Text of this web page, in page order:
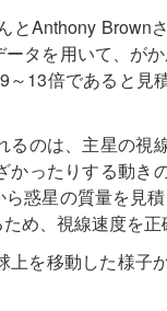
とAnthony Brown
タを用いて、が
13倍であると見
のは、主星の視
ったりする動き
惑星の質量を見
め、視線速度を正
を移動した様子